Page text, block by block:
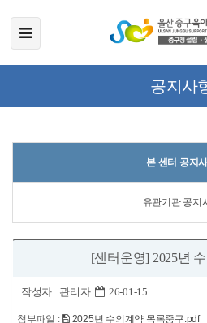
공지사
본 센터 공지
유관기관 공지
[센터운영] 2025년
작성자 : 관리자 26-01-15
첨부파일 :
2025년 수의계약 목록중구.pdf